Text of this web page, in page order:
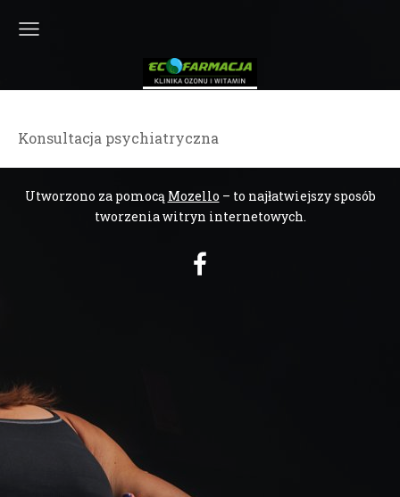
Konsultacja psychiatryczna
Utworzono za pomocą Mozello – to najłatwiejszy sposób
tworzenia witryn internetowych.